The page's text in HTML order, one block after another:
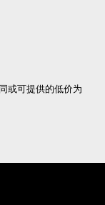
或可提供的低价为